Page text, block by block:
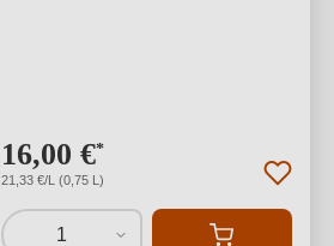
16,00 €*
21,33 €/L (0,75 L)
1